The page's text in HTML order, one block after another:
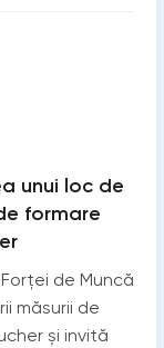
unui loc de
formare
de Muncă
măsurii de
și invită